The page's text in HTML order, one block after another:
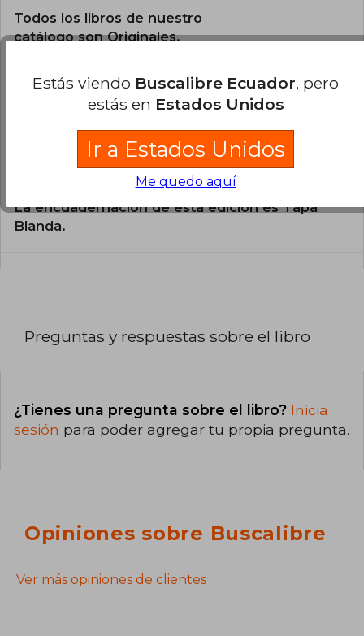
Todos los libros de nuestro
catálogo son Originales.
¿En qué Idioma está escrito el
El libro está escrito en Español.
¿Cuál es la encuadernación de este libro?
La encuadernación de esta edición es Tapa
Blanda.
Preguntas y respuestas sobre el libro
¿Tienes una pregunta sobre el libro? Inicia
sesión para poder agregar tu propia pregunta.
Opiniones sobre Buscalibre
Ver más opiniones de clientes
Estás viendo Buscalibre Ecuador, pero
estás en Estados Unidos
Ir a Estados Unidos
Me quedo aquí